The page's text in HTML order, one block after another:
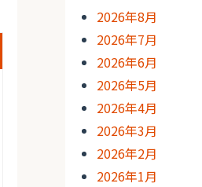
2026年8月
2026年7月
2026年6月
2026年5月
2026年4月
2026年3月
2026年2月
2026年1月